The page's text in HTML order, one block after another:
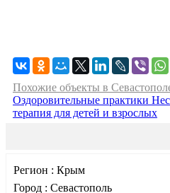
Похожие объекты в
Оздоровительные практики
терапия для детей и взрослых
Регион : Крым
Город : Севастополь